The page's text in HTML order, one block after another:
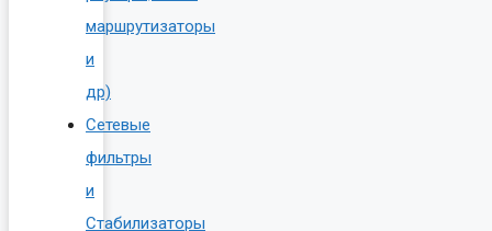
маршрутизаторы
и
др)
Сетевые
фильтры
и
Стабилизаторы